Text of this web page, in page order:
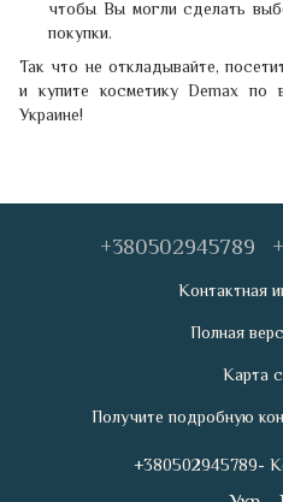
чтобы Вы могли сделать
покупки.
Так что не откладывайте,
и купите косметику Demax
Украине!
+380502945789
Контактная
Полная
Карта
Получите подробную
+380502945789-